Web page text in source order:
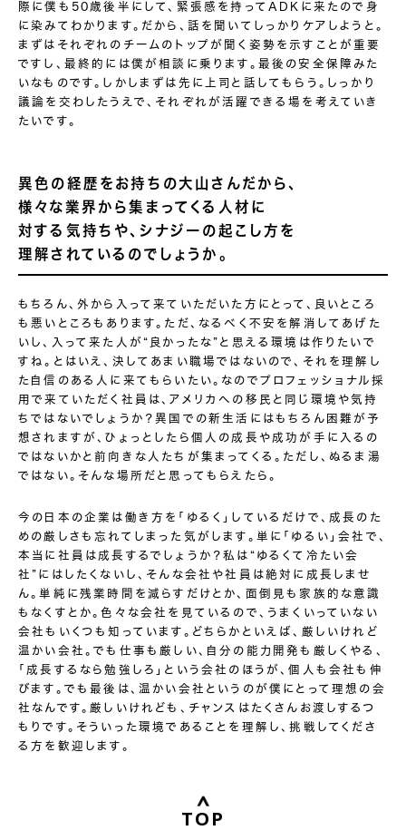
際に僕も50歳後半にして、緊張感を持ってADKに来たので身
に染みてわかります。だから、話を聞いてしっかりケアしようと。
まずはそれぞれのチームのトップが聞く姿勢を示すことが重要
ですし、最終的には僕が相談に乗ります。最後の安全保障みた
いなものです。しかしまずは先に上司と話してもらう。しっかり
議論を交わしたうえで、それぞれが活躍できる場を考えていき
たいです。
異色の経歴をお持ちの大山さんだから、
様々な業界から集まってくる 人材に
対する気持ちや、 シナジーの起こし方を
理解 されているのでしょうか。
もちろん、外から入って来ていただいた方にとって、良いところ
も悪いところもあります。ただ、なるべく不安を解消してあげた
いし、入って来た人が“良かったな”と思える環境は作りたいで
すね。とはいえ、決してあまい職場ではないので、それを理解し
た自信のある人に来てもらいたい。なのでプロフェッショナル採
用で来ていただく社員は、アメリカへの移民と同じ環境や気持
ちではないでしょうか？異国での新生活にはもちろん困難が予
想されますが、ひょっとしたら個人の成長や成功が手に入るの
ではないかと前向きな人たちが集まってくる。ただし、ぬるま湯
ではない。そんな場所だと思ってもらえたら。
今の日本の企業は働き方を「ゆるく」しているだけで、成長のた
めの厳しさも忘れてしまった気がします。単に「ゆるい」会社で、
本当に社員は成長するでしょうか？私は“ゆるくて冷たい会
社”にはしたくないし、そんな会社や社員は絶対に成長しませ
ん。単純に残業時間を減らすだけとか、面倒見も家族的な意識
もなくすとか。色々な会社を見ているので、うまくいっていない
会社もいくつも知っています。どちらかといえば、厳しいけれど
温かい会社。でも仕事も厳しい、自分の能力開発も厳しくやる、
「成長するなら勉強しろ」という会社のほうが、個人も会社も伸
びます。でも最後は、温かい会社というのが僕にとって理想の会
社なんです。厳しいけれども、チャンスはたくさんお渡しするつ
もりです。そういった環境であることを理解し、挑戦してくださ
る方を歓迎します。
TOP